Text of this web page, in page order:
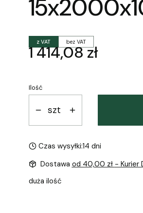
z VAT bez VAT
Cena
1 414,08 zł
Ilość
szt
Czas wysyłki:14 dni
Dostawa od 40,00 zł - Kurier
duża ilość